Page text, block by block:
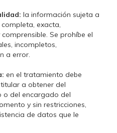
la información sujeta a
exacta,
Se prohíbe el
incompletos,
a error.
en el tratamiento debe
a obtener del
o del encargado del
y sin restricciones,
de datos que le